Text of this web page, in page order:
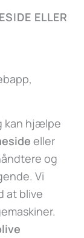
ELLER
kan hjælpe
eller
og
Vi
at blive